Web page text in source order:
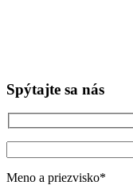
Spýtajte sa nás
Meno a priezvisko*